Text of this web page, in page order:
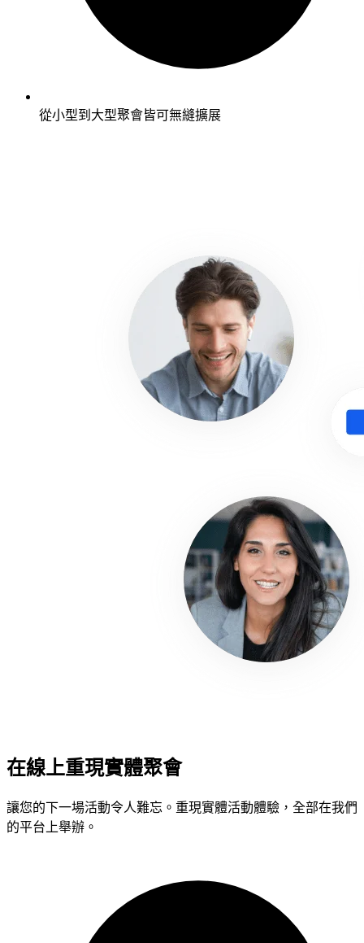
從小型到大型聚會皆可無縫擴展
在線上重現實體聚會
讓您的下一場活動令人難忘。重現實體活動體驗，全部在我們
的平台上舉辦。